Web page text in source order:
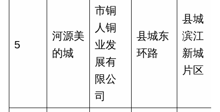
5
河源美
的城
市铜
人铜
业发
展有
限公
司
县城东
环路
县城
滨江
新城
片区